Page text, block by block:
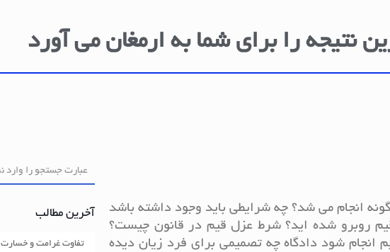
نتیجه را برای شما به ارمغان می آورد
انجام می شد؟ چه شرایطی باید وجود داشته باشد
قیم روبرو شده اید؟ شرط عزل قیم در قانون چیست؟
شود دادگاه چه تصمیمی برای فرد زیان دیده
آخرین مطالب
تفاوت غرامت و خسارت